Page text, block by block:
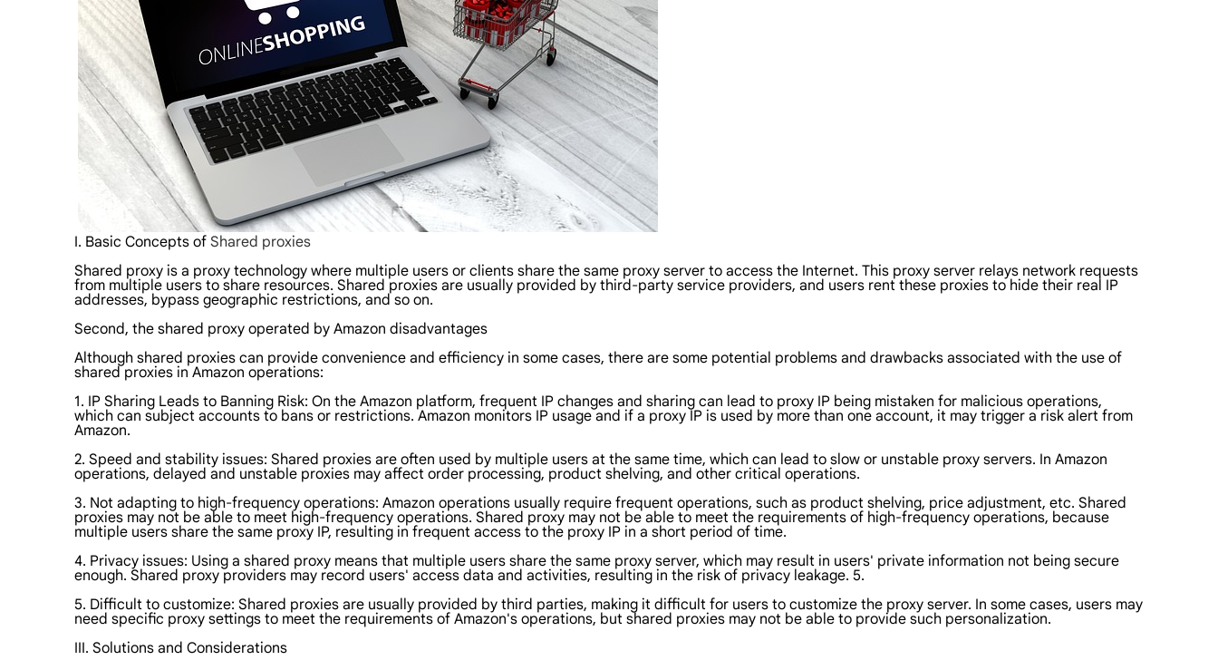
I. Basic Concepts of Shared proxies
Shared proxy is a proxy technology where multiple users or clients share the same proxy server to access the Internet. This proxy server relays network requests
from multiple users to share resources. Shared proxies are usually provided by third-party service providers, and users rent these proxies to hide their real IP
addresses, bypass geographic restrictions, and so on.
Second, the shared proxy operated by Amazon disadvantages
Although shared proxies can provide convenience and efficiency in some cases, there are some potential problems and drawbacks associated with the use of
shared proxies in Amazon operations:
1. IP Sharing Leads to Banning Risk: On the Amazon platform, frequent IP changes and sharing can lead to proxy IP being mistaken for malicious operations,
which can subject accounts to bans or restrictions. Amazon monitors IP usage and if a proxy IP is used by more than one account, it may trigger a risk alert from
Amazon.
2. Speed and stability issues: Shared proxies are often used by multiple users at the same time, which can lead to slow or unstable proxy servers. In Amazon
operations, delayed and unstable proxies may affect order processing, product shelving, and other critical operations.
3. Not adapting to high-frequency operations: Amazon operations usually require frequent operations, such as product shelving, price adjustment, etc. Shared
proxies may not be able to meet high-frequency operations. Shared proxy may not be able to meet the requirements of high-frequency operations, because
multiple users share the same proxy IP, resulting in frequent access to the proxy IP in a short period of time.
4. Privacy issues: Using a shared proxy means that multiple users share the same proxy server, which may result in users' private information not being secure
enough. Shared proxy providers may record users' access data and activities, resulting in the risk of privacy leakage. 5.
5. Difficult to customize: Shared proxies are usually provided by third parties, making it difficult for users to customize the proxy server. In some cases, users may
need specific proxy settings to meet the requirements of Amazon's operations, but shared proxies may not be able to provide such personalization.
III. Solutions and Considerations